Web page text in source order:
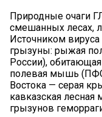
Природные очаги
смешанных лесах,
Источником
грызуны: рыжая
России),
полевая мышь
Востока — серая
кавказская
грызунов